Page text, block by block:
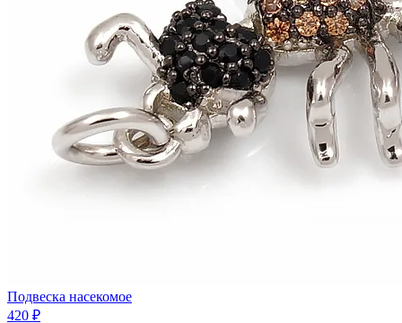
Подвеска насекомое
420 ₽